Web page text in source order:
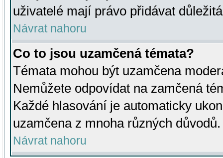
uživatelé mají právo přidávat
Návrat nahoru
Co to jsou uzamčená témata?
Témata mohou být uzamčena
Nemůžete odpovídat na zamčená
Každé hlasování je automaticky
uzamčena z mnoha různých důvodů.
Návrat nahoru